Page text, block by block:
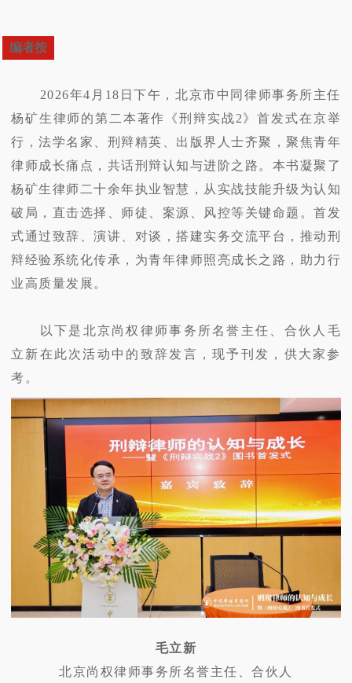
编者按
2026年4月18日下午，北京市中同律师事务所主任
杨矿生律师的第二本著作《刑辩实战2》首发式在京举
行，法学名家、刑辩精英、出版界人士齐聚，聚焦青年
律师成长痛点，共话刑辩认知与进阶之路。本书凝聚了
杨矿生律师二十余年执业智慧，从实战技能升级为认知
破局，直击选择、师徒、案源、风控等关键命题。首发
式通过致辞、演讲、对谈，搭建实务交流平台，推动刑
辩经验系统化传承，为青年律师照亮成长之路，助力行
业高质量发展。
以下是北京尚权律师事务所名誉主任、合伙人毛
立新在此次活动中的致辞发言，现予刊发，供大家参
考。
毛立新
北京尚权律师事务所名誉主任、合伙人